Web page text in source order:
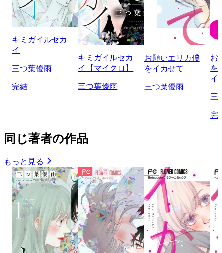
キミガイルセカ
イ
三つ葉優雨
完結
キミガイルセカ
イ【マイクロ】
三つ葉優雨
お願いエリカ僕
をイカせて
三つ葉優雨
お
を
イ
三
完
同じ著者の作品
もっと見る